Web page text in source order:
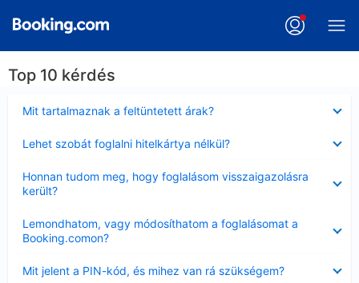
Top 10 kérdés
Mit tartalmaznak a feltüntetett árak?
Lehet szobát foglalni hitelkártya nélkül?
Honnan tudom meg, hogy foglalásom visszaigazolásra
került?
Lemondhatom, vagy módosíthatom a foglalásomat a
Booking.comon?
Mit jelent a PIN-kód, és mihez van rá szükségem?